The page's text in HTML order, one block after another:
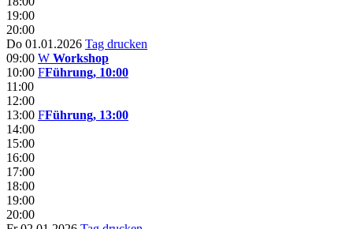
19:00
20:00
Do 01.01.2026 Tag drucken
09:00 W Workshop
10:00 FFührung, 10:00
11:00
12:00
13:00 FFührung, 13:00
14:00
15:00
16:00
17:00
18:00
19:00
20:00